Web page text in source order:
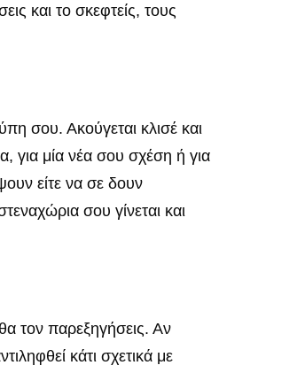
και το σκεφτείς, τους
σου. Ακούγεται κλισέ και
για μία νέα σου σχέση ή για
είτε να σε δουν
σου γίνεται και
τον παρεξηγήσεις. Αν
κάτι σχετικά με